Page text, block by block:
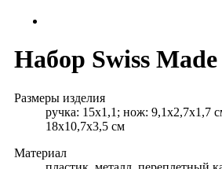
Набор Swiss Made
Размеры изделия
ручка: 15х1,1; нож: 9,1х2,7х1,7
18х10,7х3,5 см
Материал